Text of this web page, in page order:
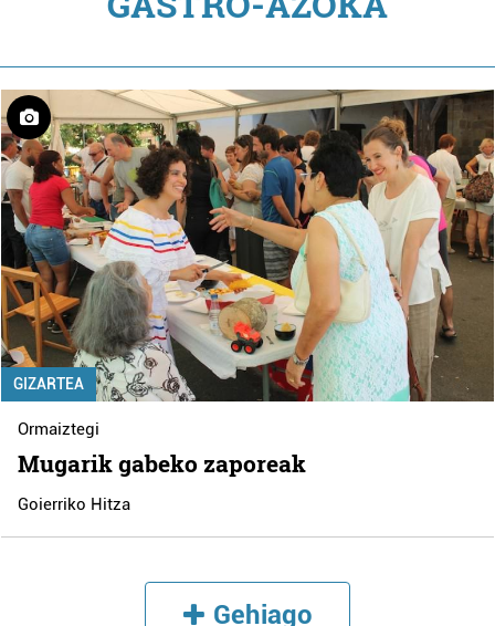
GIZARTEA
Ormaiztegi
Mugarik gabeko zaporeak
Goierriko Hitza
Gehiago